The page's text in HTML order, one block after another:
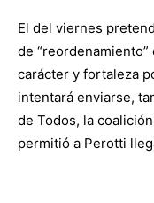
El del viernes
de
carácter y fortaleza
intentará enviarse,
de Todos, la
permitió a Perotti